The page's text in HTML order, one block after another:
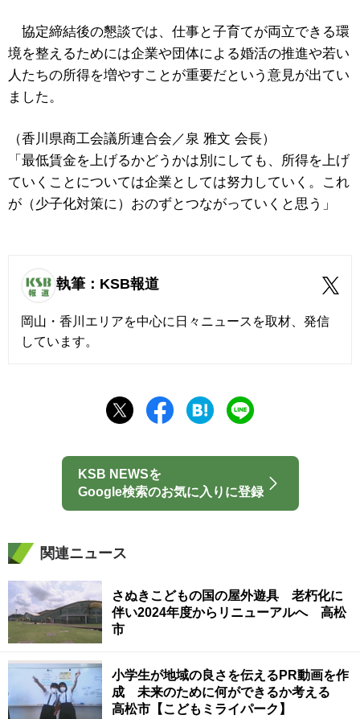
協定締結後の懇談では、仕事と子育てが両立できる環
境を整えるためには企業や団体による婚活の推進や若い
人たちの所得を増やすことが重要だという意見が出てい
ました。
（香川県商工会議所連合会／泉 雅文 会長）
「最低賃金を上げるかどうかは別にしても、所得を上げ
ていくことについては企業としては努力していく。これ
が（少子化対策に）おのずとつながっていくと思う」
執筆：KSB報道
岡山・香川エリアを中心に日々ニュースを取材、発信
しています。
KSB NEWSを
Google検索のお気に入りに登録
関連ニュース
さぬきこどもの国の屋外遊具 老朽化に
伴い2024年度からリニューアルへ 高松
市
小学生が地域の良さを伝えるPR動画を作
成 未来のために何ができるか考える
高松市【こどもミライパーク】